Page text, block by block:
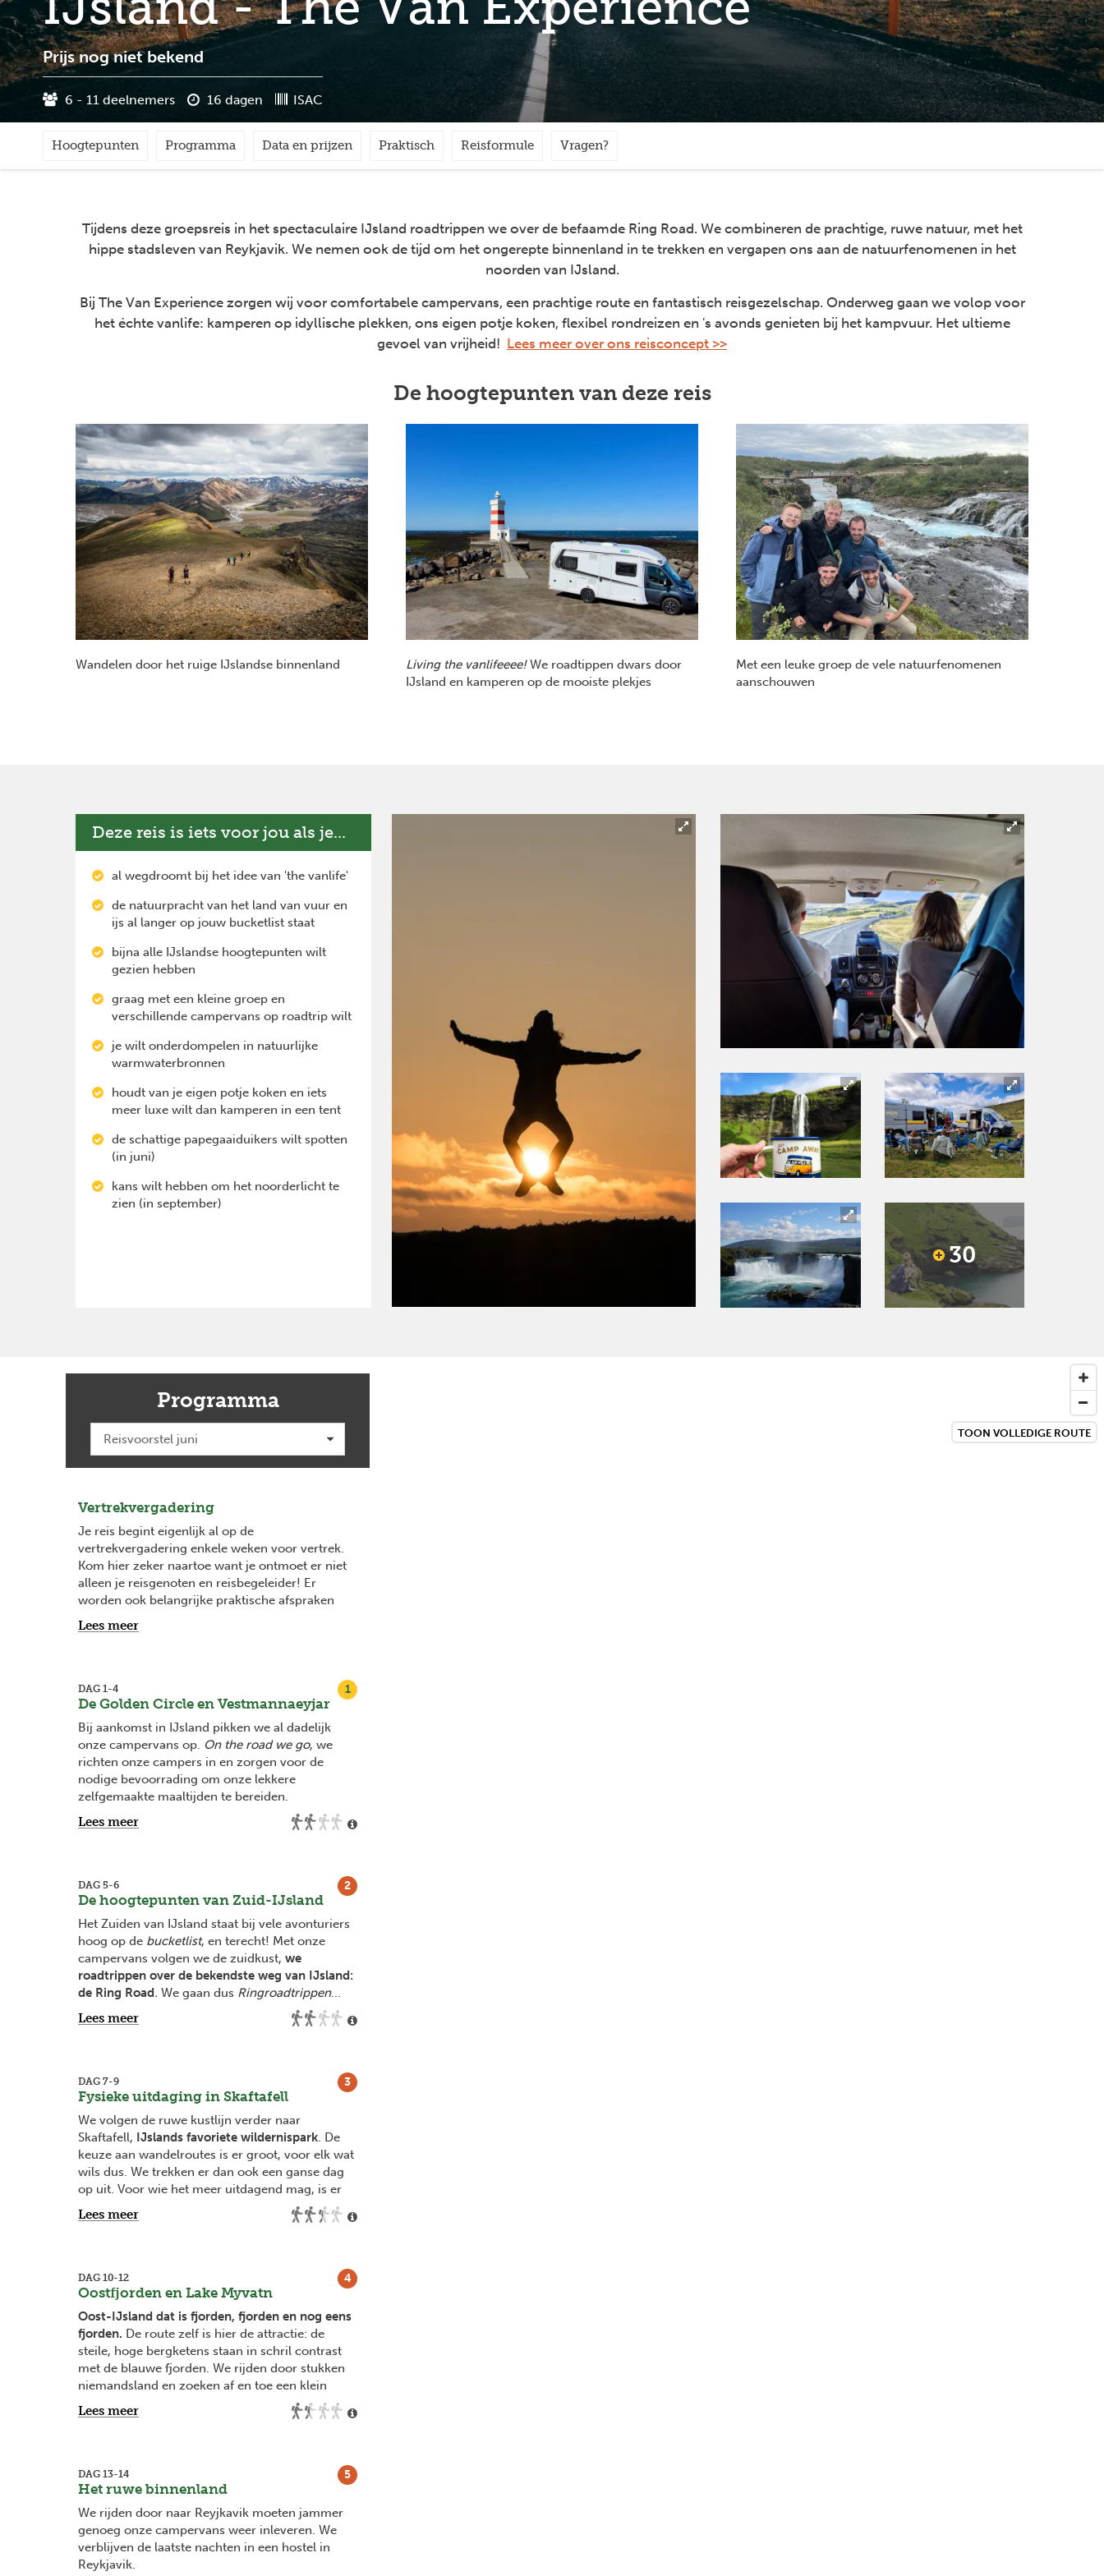
Prijs nog niet bekend
6 - 11 deelnemers 16 dagen ISAC
Hoogtepunten Programma Data en prijzen Praktisch Reisformule Vragen?
Tijdens deze groepsreis in het spectaculaire IJsland roadtrippen we over de befaamde Ring Road. We combineren de prachtige, ruwe natuur, met het
hippe stadsleven van Reykjavik. We nemen ook de tijd om het ongerepte binnenland in te trekken en vergapen ons aan de natuurfenomenen in het
noorden van IJsland.
Bij The Van Experience zorgen wij voor comfortabele campervans, een prachtige route en fantastisch reisgezelschap. Onderweg gaan we volop voor
het échte vanlife: kamperen op idyllische plekken, ons eigen potje koken, flexibel rondreizen en 's avonds genieten bij het kampvuur. Het ultieme
gevoel van vrijheid! Lees meer over ons reisconcept >>
De hoogtepunten van deze reis
Wandelen door het ruige IJslandse binnenland Living the vanlifeeee!We roadtippen dwars door
IJsland en kamperen op de mooiste plekjes
Met een leuke groep de vele natuurfenomenen
aanschouwen
Deze reis is iets voor jou als je...
al wegdroomt bij het idee van 'the vanlife'
de natuurpracht van het land van vuur en
ijs al langer op jouw bucketlist staat
bijna alle IJslandse hoogtepunten wilt
gezien hebben
graag met een kleine groep en
verschillende campervans op roadtrip wilt
je wilt onderdompelen in natuurlijke
warmwaterbronnen
houdt van je eigen potje koken en iets
meer luxe wilt dan kamperen in een tent
de schattige papegaaiduikers wilt spotten
(in juni)
kans wilt hebben om het noorderlicht te
zien (in september)
30
TOON VOLLEDIGE ROUTE
Programma
Vertrekvergadering
Je reis begint eigenlijk al op de
vertrekvergadering enkele weken voor vertrek.
Kom hier zeker naartoe want je ontmoet er niet
alleen je reisgenoten en reisbegeleider! Er
worden ook belangrijke praktische afspraken
gemaakt en het is het ideale moment om
antwoord te krijgen op je vragen. Vanaf 2
vertrekvergadering en na boeking word je
hiervan ook op de hoogte gehouden via mail.
Lees meer
1
DAG 1-4
De Golden Circle en Vestmannaeyjar
Bij aankomst in IJsland pikken we al dadelijk
onze campervans op. On the road we go, we
richten onze campers in en zorgen voor de
nodige bevoorrading om onze lekkere
zelfgemaakte maaltijden te bereiden.
Als eerste stop bezoeken we natuurlijkde Golden
continenten in Thingvellir mogen op onze reis
niet ontbreken.
We wandelen achter de stormende waterval
Seljalandsfoss alvorens koers te zetten
naar Vestmannaeyjar. Met de ferry bereiken we
dit kleine eiland. Wat het eiland zo speciaal
maakt? De mystieke begroeide rotsen die de
hoogte in schieten
! We krijgen even een indruk
voor de grootste Puffinkolonie (afhankelijk van
aanwezigheid in september), of tijdens een rib
safari zien we de indrukwekkende kustlijn vanop
het water (optionele activiteit €170).
!Vestmannaeyjar bezoeken we niet bij de reis in
september! Zie 'Programma - reisvoorstel
september' voor meer info.
Lees meer
2
DAG 5-6
De hoogtepunten van Zuid-IJsland
Het Zuiden van IJsland staat bij vele avonturiers
hoog op de bucketlist, en terecht! Met onze
campervans volgen we de zuidkust, we
roadtrippen over de bekendste weg van IJsland:
de Ring Road. We gaan dus Ringroadtrippen...
Ook de volgende hoogtepunten laten niets aan
zeker de tijd om te genieten van een dipje in een
hot spring en wandelen zelfs naar een verlaten
neergestort vliegtuig.
Lees meer
3
DAG 7-9
Fysieke uitdaging in Skaftafell
We volgen de ruwe kustlijn verder naar
Skaftafell, IJslands favoriete wildernispark. De
keuze aan wandelroutes is er groot, voor elk wat
wils dus. We trekken er dan ook een ganse dag
op uit. Voor wie het meer uitdagend mag, is er
de Vatnajökullgletsjer, waar we met klimijzers en
onder deskundige begeleiding van een
We reizen verder langs de ringweg en houden
halt bij het ijsblauwe gletsjermeer Jökulsarlon
Ook een bezoek aan Diamond Beach mag niet
ontbreken. Letterlijk schitterend als de zon
schijnt!
Lees meer
4
DAG 10-12
Oostfjorden en Lake Myvatn
Oost-IJsland dat is fjorden, fjorden en nog eens
fjorden. De route zelf is hier de attractie: de
steile, hoge bergketens staan in schril contrast
met de blauwe fjorden. We rijden door stukken
niemandsland en zoeken af en toe een klein
vissersdorp op.
De meest krachtige waterval van IJsland
(Dettifoss), is de start van deze reeks
hoogtepunten. In Husavik kan een
whale
watching
op de planning staan (optioneel
€75). We nemen de tijd om de
omgeving rond
Lake Myvatn
Lees meer
5
DAG 13-14
Het ruwe binnenland
We rijden door naar Reyjkavik moeten jammer
genoeg onze campervans weer inleveren. We
verblijven de laatste nachten in een hostel in
Reykjavik.